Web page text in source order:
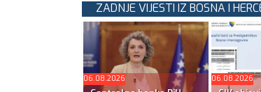
ZADNJE VIJESTI IZ BOSNA I
06.08.2026 06.08.2026